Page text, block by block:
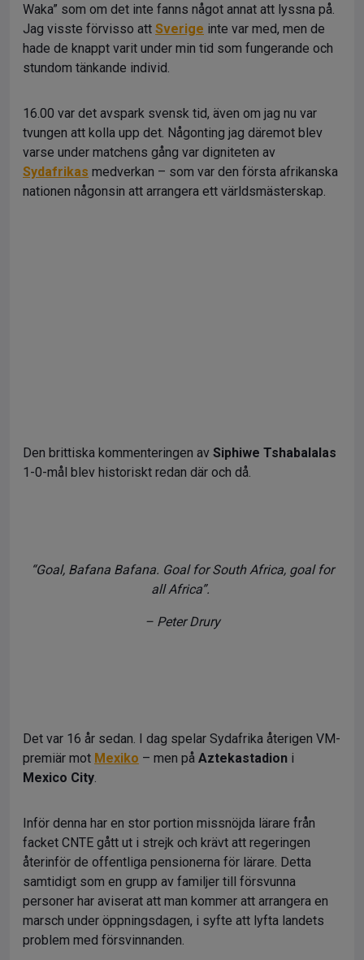
Waka” som om det inte fanns något annat att lyssna på.
Jag visste förvisso att Sverige inte var med, men de
hade de knappt varit under min tid som fungerande och
stundom tänkande individ.
16.00 var det avspark svensk tid, även om jag nu var
tvungen att kolla upp det. Någonting jag däremot blev
varse under matchens gång var digniteten av
Sydafrikas medverkan – som var den första afrikanska
nationen någonsin att arrangera ett världsmästerskap.
Den brittiska kommenteringen av Siphiwe Tshabalalas
1-0-mål blev historiskt redan där och då.
“Goal, Bafana Bafana. Goal for South Africa, goal for
all Africa”.
– Peter Drury
Det var 16 år sedan. I dag spelar Sydafrika återigen VM-
premiär mot Mexiko – men på Aztekastadion i
Mexico City.
Inför denna har en stor portion missnöjda lärare från
facket CNTE gått ut i strejk och krävt att regeringen
återinför de offentliga pensionerna för lärare. Detta
samtidigt som en grupp av familjer till försvunna
personer har aviserat att man kommer att arrangera en
marsch under öppningsdagen, i syfte att lyfta landets
problem med försvinnanden.